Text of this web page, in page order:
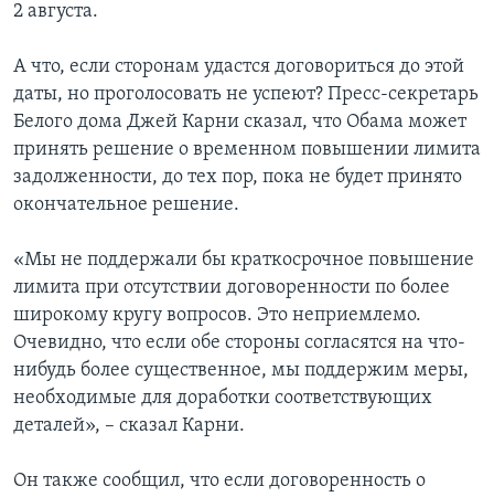
2 августа.
А что, если сторонам удастся договориться до этой
даты, но проголосовать не успеют? Пресс-секретарь
Белого дома Джей Карни сказал, что Обама может
принять решение о временном повышении лимита
задолженности, до тех пор, пока не будет принято
окончательное решение.
«Мы не поддержали бы краткосрочное повышение
лимита при отсутствии договоренности по более
широкому кругу вопросов. Это неприемлемо.
Очевидно, что если обе стороны согласятся на что-
нибудь более существенное, мы поддержим меры,
необходимые для доработки соответствующих
деталей», – сказал Карни.
Он также сообщил, что если договоренность о